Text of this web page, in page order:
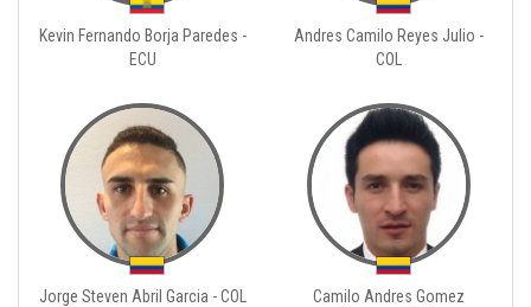
Kevin Fernando Borja Paredes -
ECU
Andres Camilo Reyes Julio -
COL
Jorge Steven Abril Garcia - COL
Camilo Andres Gomez